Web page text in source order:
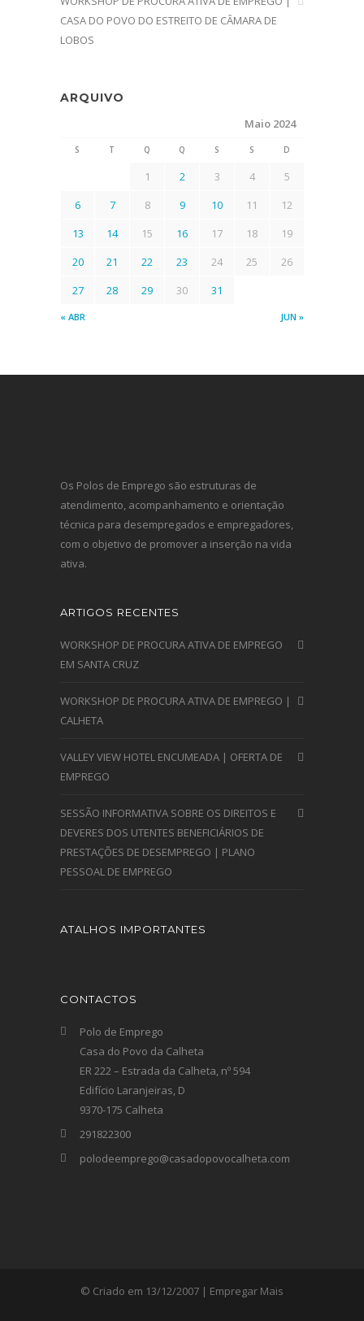
CASA DO POVO DO ESTREITO DE CÂMARA DE
LOBOS
ARQUIVO
Maio 2024
S T Q Q S S D
« ABR JUN »
1 2 3 4
5
6
7 8 9 10 11
12
13
14 15 16 17 18
19
20
21 22 23 24 25
26
27
28 29 30 31
Os Polos de Emprego são estruturas de
atendimento, acompanhamento e orientação
técnica para desempregados e empregadores,
com o objetivo de promover a inserção na vida
ativa.
ARTIGOS RECENTES
WORKSHOP DE PROCURA ATIVA DE EMPREGO
EM SANTA CRUZ
WORKSHOP DE PROCURA ATIVA DE EMPREGO |
CALHETA
VALLEY VIEW HOTEL ENCUMEADA | OFERTA DE
EMPREGO
SESSÃO INFORMATIVA SOBRE OS DIREITOS E
DEVERES DOS UTENTES BENEFICIÁRIOS DE
PRESTAÇÕES DE DESEMPREGO | PLANO
PESSOAL DE EMPREGO
ATALHOS IMPORTANTES
CONTACTOS
Polo de Emprego
Casa do Povo da Calheta
ER 222 – Estrada da Calheta, nº 594
Edifício Laranjeiras, D
9370-175 Calheta
291822300
polodeemprego@casadopovocalheta.com
© Criado em 13/12/2007 | Empregar Mais